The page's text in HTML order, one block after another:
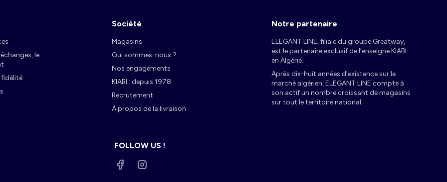
le
Société
Magasins
Qui sommes-nous ?
Nos engagements
KIABI : depuis 1978
Recrutement
À propos de la livraison
Notre partenaire
ELEGANT LINE, filiale du groupe Greatway,
est le partenaire exclusif de l’enseigne KIABI
en Algérie.
Après dix-huit années d’existence sur le
marché algérien, ELEGANT LINE compte à
son actif un nombre croissant de magasins
sur tout le territoire national.
FOLLOW US !